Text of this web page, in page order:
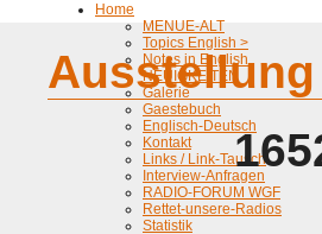
Home
MENUE-ALT
Topics English >
Notes in English
NEUIGKEITEN
Galerie
Gaestebuch
Englisch-Deutsch
Kontakt
Links / Link-Tausch
Interview-Anfragen
RADIO-FORUM WGF
Rettet-unsere-Radios
Statistik
Ausstellung